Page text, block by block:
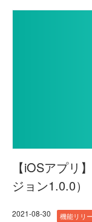
【iOSアプリ
ジョン1.0.0）
2021-08-30 機能リリ